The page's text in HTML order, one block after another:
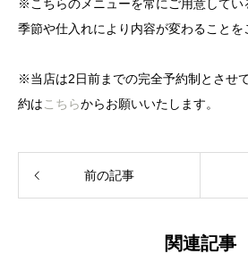
※こちらのメニューを常にご用意してい
季節や仕入れにより内容が変わることを
※当店は2日前までの完全予約制とさせ
約は こちらからお願いいたします。
前の記事
関連記事